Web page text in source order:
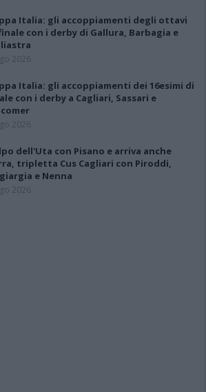
Italia: gli accoppiamenti degli ottavi
con i derby di Gallura, Barbagia e
2026
Italia: gli accoppiamenti dei 16esimi di
con i derby a Cagliari, Sassari e
2026
dell'Uta con Pisano e arriva anche
tripletta Cus Cagliari con Piroddi,
e Nenna
2026